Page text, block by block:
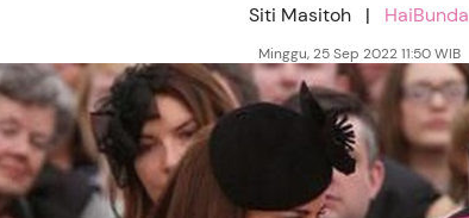
Siti Masitoh | HaiBunda
Minggu, 25 Sep 2022 11:50 WIB